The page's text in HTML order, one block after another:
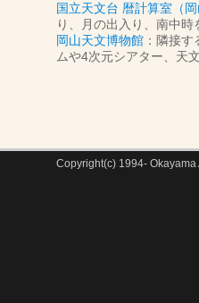
国立天文台 暦計算室（岡
り、月の出入り、南中
岡山天文博物館 ：隣接
ムや4次元シアター、天
Copyright(c) 1994-